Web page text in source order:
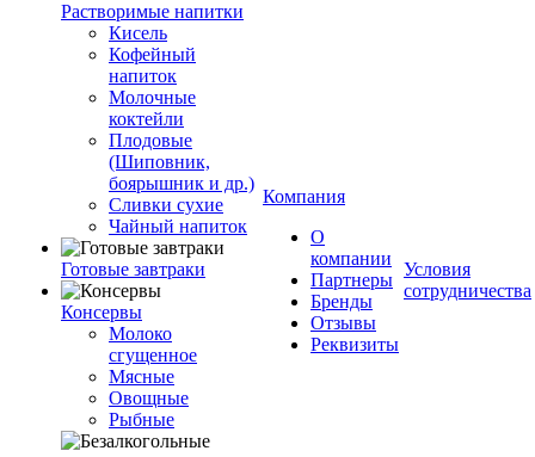
Растворимые напитки
Кисель
Кофейный
напиток
Молочные
коктейли
Плодовые
(Шиповник,
боярышник и др.)
Сливки сухие
Чайный напиток
Готовые завтраки
Консервы
Молоко
сгущенное
Мясные
Овощные
Рыбные
Компания
О
компании
Партнеры
Бренды
Отзывы
Реквизиты
Условия
сотрудничества